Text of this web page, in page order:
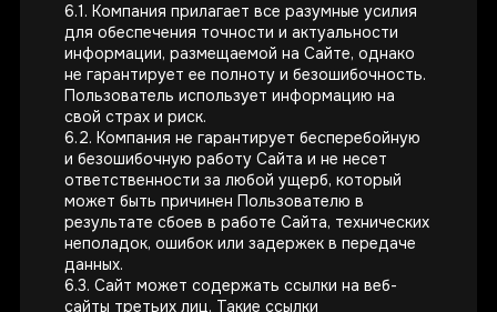
6.1. Компания прилагает все разумные усилия
для обеспечения точности и актуальности
информации, размещаемой на Сайте, однако
не гарантирует ее полноту и безошибочность.
Пользователь использует информацию на
свой страх и риск.
6.2. Компания не гарантирует бесперебойную
и безошибочную работу Сайта и не несет
ответственности за любой ущерб, который
может быть причинен Пользователю в
результате сбоев в работе Сайта, технических
неполадок, ошибок или задержек в передаче
данных.
6.3. Сайт может содержать ссылки на веб-
сайты третьих лиц. Такие ссылки
Обратно на главную
Пользовательское
Политика
Уведомление о
немедицинских целях
Социальная
ответственность
Для бизнеса
Карьера
Инвесторам
Мы — ИТ-компания
Пресс-центр